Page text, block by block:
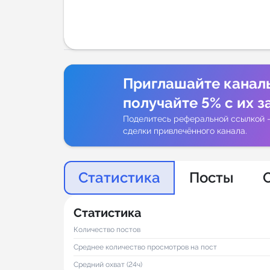
Приглашайте
получайте 5% с их
Поделитесь реферальной ссылкой
сделки привлечённого канала.
Статистика Посты
Статистика
Количество постов
Среднее количество просмотров на пост
Средний охват (24ч)